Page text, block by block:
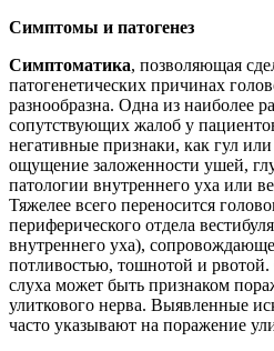
Симптомы и патогенез
Симптоматика, позволяющая
патогенетических причинах
разнообразна. Одна из наиболее
сопутствующих жалоб у
негативные признаки, как гул
ощущение заложенности ушей,
патологии внутреннего уха или
Тяжелее всего переносится
периферического отдела
внутреннего уха),
потливостью, тошнотой и
слуха может быть признаком
улиткового нерва. Выявленные
часто указывают на поражение